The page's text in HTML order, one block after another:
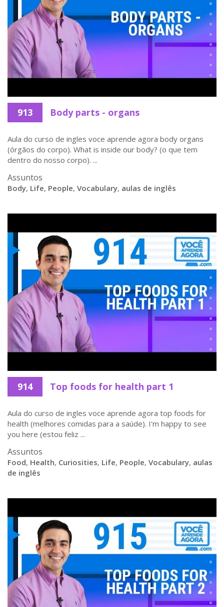
913 Body parts - organs
Aula do curso de ingles voce aprende agora body organs
(órgãos do corpo). What is inside our body? (o que tem
dentro do nosso corpo). ...
Assuntos
Body, Life, People, Vocabulary, aulas de inglês
914 Top foods for health part 1
Aula do curso de ingles voce aprende agora top foods for
health (melhores comidas para a saúde). I'm happy to see
you here (estou feliz ...
Assuntos
Food, Health, Curiosities, Life, People, Vocabulary, aulas
de inglês